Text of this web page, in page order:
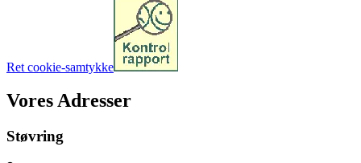
Ret cookie-samtykke
Vores Adresser
Støvring